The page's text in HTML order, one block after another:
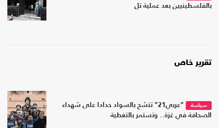
بالفلسطينيين بعد عملية تل
تقرير خاص
سياسة
"عربي21" تتشح بالسواد حدادا على شهداء
الصحافة في غزة.. وتستمر بالتغطية